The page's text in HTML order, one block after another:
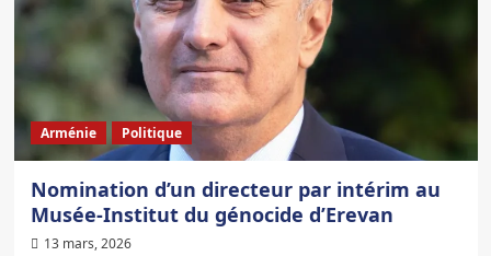
Arménie Politique
Nomination d’un directeur par intérim au
Musée-Institut du génocide d’Erevan
13 mars, 2026